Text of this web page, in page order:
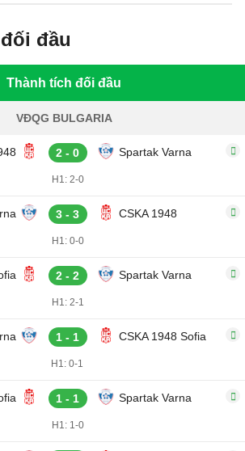
đầu
Thành tích đối đầu
VĐQG BULGARIA
2 - 0 Spartak Varna
H1: 2-0
3 - 3 CSKA 1948
H1: 0-0
2 - 2 Spartak Varna
H1: 2-1
1 - 1 CSKA 1948 Sofia
H1: 0-1
1 - 1 Spartak Varna
H1: 1-0